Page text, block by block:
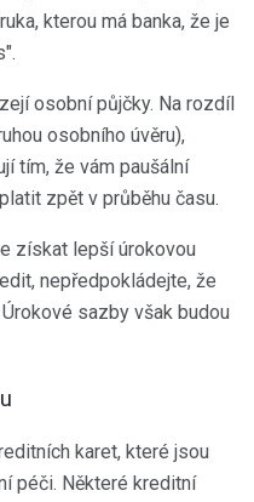
kterou má banka, že je
osobní půjčky. Na rozdíl
osobního úvěru),
tím, že vám paušální
zpět v průběhu času.
získat lepší úrokovou
nepředpokládejte, že
sazby však budou
karet, které jsou
péči. Některé kreditní